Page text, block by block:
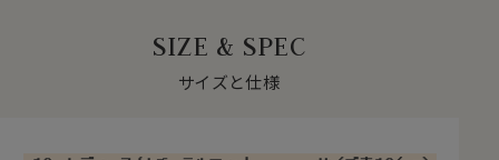
★爽やかなストライプ
SIZE & SPEC
サイズと仕様